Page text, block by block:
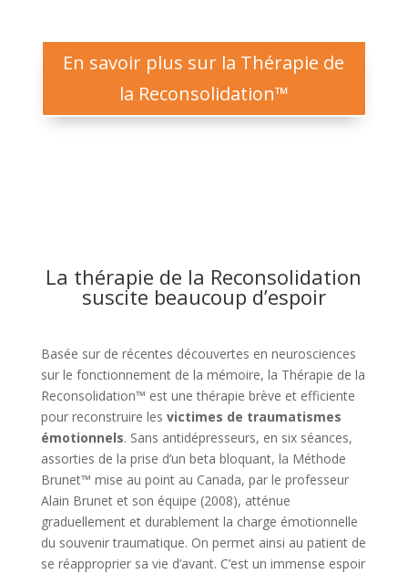
En savoir plus sur la Thérapie de
la Reconsolidation™
La thérapie de la Reconsolidation
suscite beaucoup d’espoir
Basée sur de récentes découvertes en neurosciences
sur le fonctionnement de la mémoire, la Thérapie de la
Reconsolidation™ est une thérapie brève et efficiente
pour reconstruire les victimes de traumatismes
émotionnels. Sans antidépresseurs, en six séances,
assorties de la prise d’un beta bloquant, la Méthode
Brunet™ mise au point au Canada, par le professeur
Alain Brunet et son équipe (2008), atténue
graduellement et durablement la charge émotionnelle
du souvenir traumatique. On permet ainsi au patient de
se réapproprier sa vie d’avant. C’est un immense espoir